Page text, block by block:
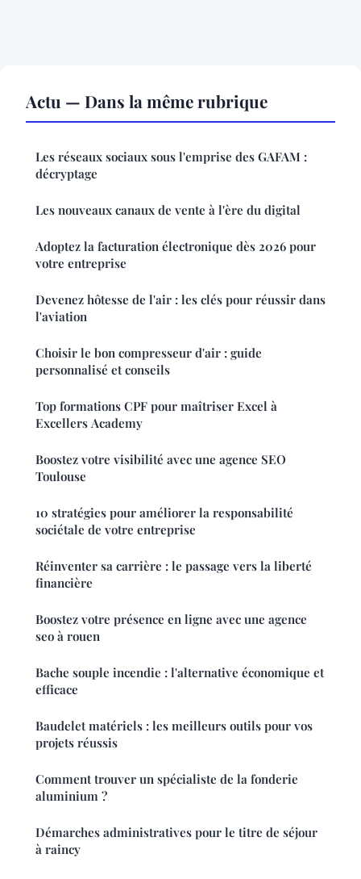
Actu — Dans la même rubrique
Les réseaux sociaux sous l'emprise des GAFAM :
décryptage
Les nouveaux canaux de vente à l'ère du digital
Adoptez la facturation électronique dès 2026 pour
votre entreprise
Devenez hôtesse de l'air : les clés pour réussir dans
l'aviation
Choisir le bon compresseur d'air : guide
personnalisé et conseils
Top formations CPF pour maîtriser Excel à
Excellers Academy
Boostez votre visibilité avec une agence SEO
Toulouse
10 stratégies pour améliorer la responsabilité
sociétale de votre entreprise
Réinventer sa carrière : le passage vers la liberté
financière
Boostez votre présence en ligne avec une agence
seo à rouen
Bache souple incendie : l'alternative économique et
efficace
Baudelet matériels : les meilleurs outils pour vos
projets réussis
Comment trouver un spécialiste de la fonderie
aluminium ?
Démarches administratives pour le titre de séjour
à raincy